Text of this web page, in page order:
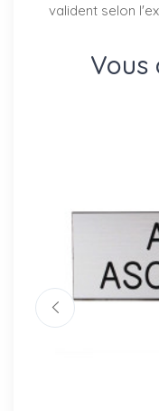
valident selon
Vous